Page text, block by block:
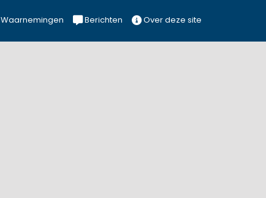
Waarnemingen Berichten Over deze site